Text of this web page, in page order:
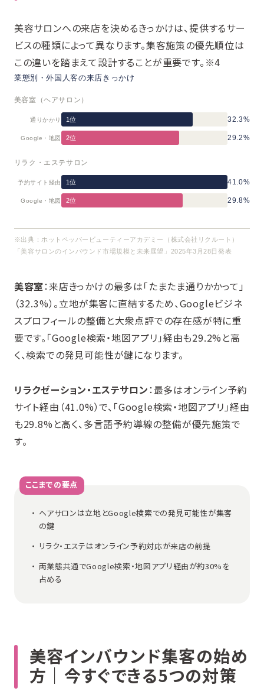
美容サロンへの来店を決めるきっかけは、提供するサー
ビスの種類によって異なります。集客施策の優先順位は
この違いを踏まえて設計することが重要です。※4
業態別・外国人客の来店きっかけ
美容室（ヘアサロン）
通りかかり 1位 32.3%
Google・地図 2位 29.2%
リラク・エステサロン
予約サイト経由 1位 41.0%
Google・地図 2位 29.8%
※出典：ホットペッパービューティーアカデミー（株式会社リクルート）
「美容サロンのインバウンド市場規模と未来展望」2025年3月28日発表
美容室：来店きっかけの最多は「たまたま通りかかって」
（32.3%）。立地が集客に直結するため、Googleビジネ
スプロフィールの整備と大衆点評での存在感が特に重
要です。「Google検索・地図アプリ」経由も29.2%と高
く、検索での発見可能性が鍵になります。
リラクゼーション・エステサロン ：最多はオンライン予約
サイト経由（41.0%）で、「Google検索・地図アプリ」経由
も29.8%と高く、多言語予約導線の整備が優先施策で
す。
ここまでの要点
ヘアサロンは立地とGoogle検索での発見可能性が集客
の鍵
リラク・エステはオンライン予約対応が来店の前提
両業態共通でGoogle検索・地図アプリ経由が約30%を
占める
美容インバウンド集客の始め
方｜今すぐできる5つの対策